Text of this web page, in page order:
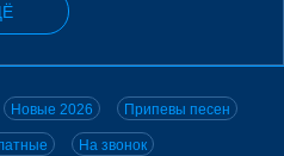
Новые 2026 Припевы песен
На звонок